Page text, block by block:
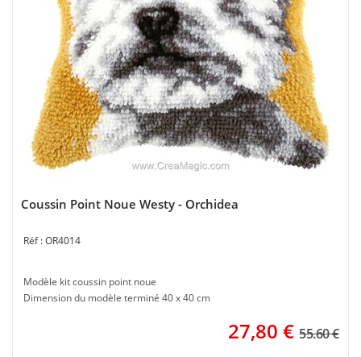
Coussin Point Noue Westy - Orchidea
OR4014
Modèle kit coussin point noue
Dimension du modèle terminé 40 x 40 cm
27,80 € 55.60 €